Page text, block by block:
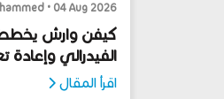
• 04 Aug 2026
كيفن وارش يخطط
الفيدرالي وإعادة
اقرأ المقال